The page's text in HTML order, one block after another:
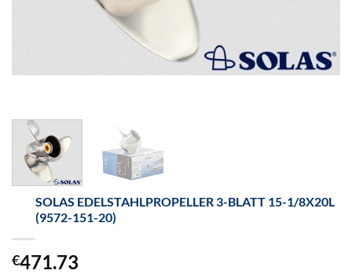
SOLAS EDELSTAHLPROPELLER 3-BLATT 15-1/8X20L
(9572-151-20)
€471.73